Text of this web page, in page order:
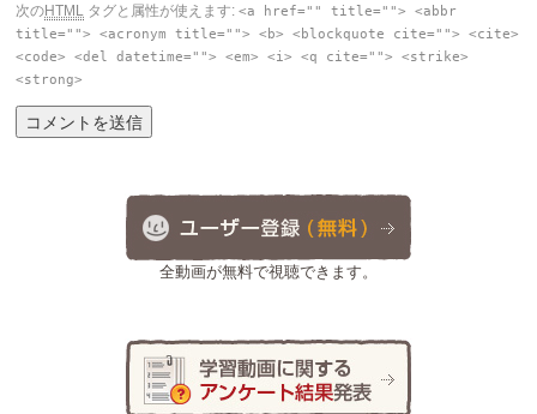
次のHTML タグと属性が使えます:<a href="" title=""> <abbr
title=""> <acronym title=""> <b> <blockquote cite=""> <cite>
<code> <del datetime=""> <em> <i> <q cite=""> <strike>
<strong>
全動画が無料で視聴できます。